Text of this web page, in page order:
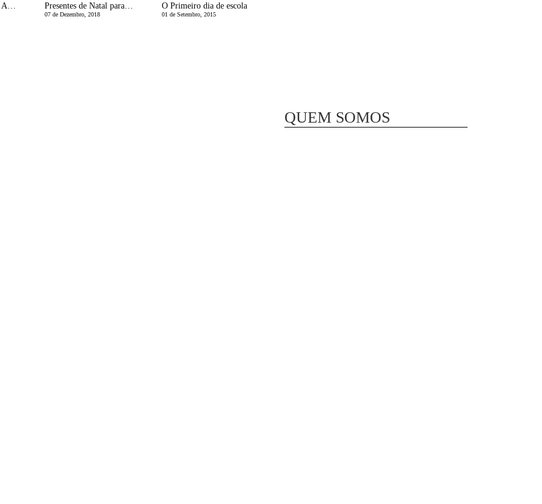
Estamos GrÃ¡vidos | AlteraÃ§Ãµes fÃ­sicas na gravidez! SandÃ¡lias que nÃ£o servem mais! Presentes de Natal para menino e menina e um Giveaway!
07 de Dezembro, 2018
O Primeiro dia de escola
01 de Setembro, 2015
QUEM SOMOS